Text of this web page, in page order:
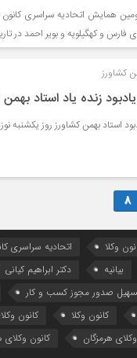
همایش اتحادیه سراسری کانون
و کهگیلویه و بویر احمد در تاریخ ۱۳۹۸/۸/۲۲ شروع به کار
کشاورز
زنده یاد استاد
استاد بهمن کشاورز روز یکشنبه
8
وکلا اتحادیه سراسری
بیانیه دکتر ابراهیم کیانی
صدور مجوز کسب و کار
کانون وکلا کانون
هرمزگان کانون